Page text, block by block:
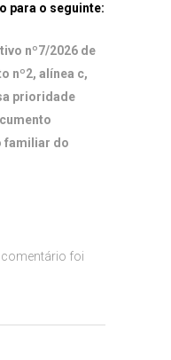
para o seguinte:
nº7/2026 de
nº2, alínea c,
prioridade
familiar do
comentário foi